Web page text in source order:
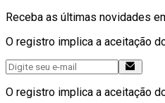
Receba as últimas novidades
O registro implica a aceitação
O registro implica a aceitação